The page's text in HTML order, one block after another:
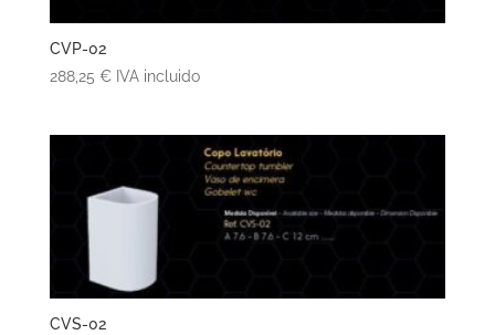
CVP-02
288,25 € IVA incluido
CVS-02